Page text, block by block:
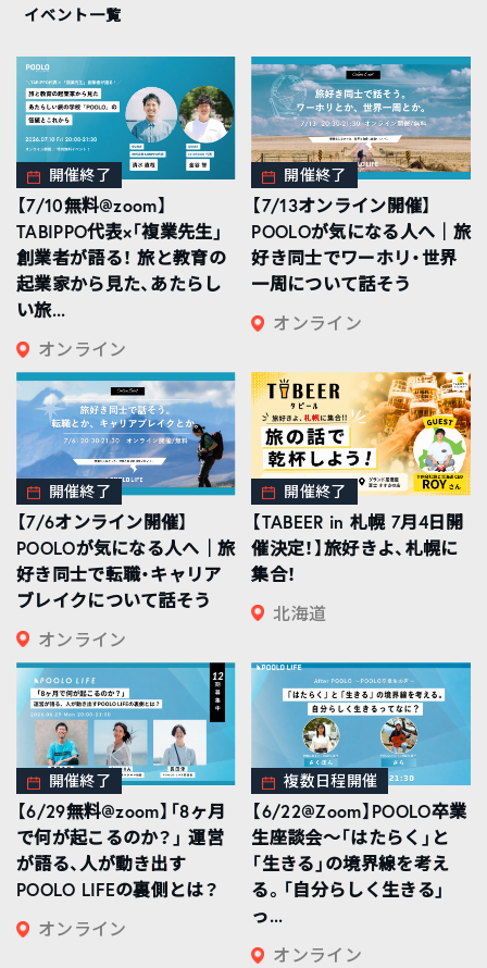
イベント一覧
開催終了
【7/10無料@zoom】
TABIPPO代表×「複業先生」
創業者が語る！ 旅と教育の
起業家から見た、あたらし
い旅...
オンライン
開催終了
【7/13オンライン開催】
POOLOが気になる人へ｜旅
好き同士でワーホリ・世界
一周について話そう
オンライン
開催終了
【7/6オンライン開催】
POOLOが気になる人へ｜旅
好き同士で転職・キャリア
ブレイクについて話そう
オンライン
開催終了
【TABEER in 札幌 7月4日開
催決定！】旅好きよ、札幌に
集合！
北海道
開催終了
【6/29無料@zoom】「8ヶ月
で何が起こるのか？」 運営
が語る、人が動き出す
POOLO LIFEの裏側とは？
オンライン
複数日程開催
【6/22@Zoom】POOLO卒業
生座談会〜「はたらく」と
「生きる」の境界線を考え
る。「自分らしく生きる」
っ...
オンライン